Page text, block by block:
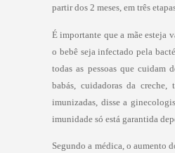
partir dos 2 meses, em três
É importante que a mãe esteja
o bebê seja infectado pela
todas as pessoas que cuidam
babás, cuidadoras da creche,
imunizadas, disse a
imunidade só está garantida
Segundo a médica, o aumento